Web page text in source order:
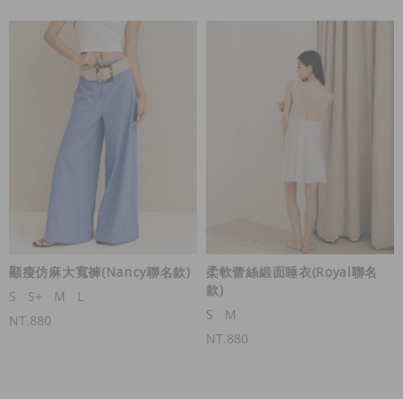
顯瘦仿麻大寬褲(Nancy聯名款)
S
S+ M
L
NT.880
柔軟蕾絲緞面睡衣(Royal聯名
款)
S
M
NT.880